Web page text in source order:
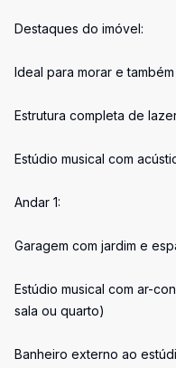
Destaques do imóvel:
Ideal para morar e
Estrutura completa de
Estúdio musical com
Andar 1:
Garagem com jardim e
Estúdio musical com ar-
sala ou quarto)
Banheiro externo ao